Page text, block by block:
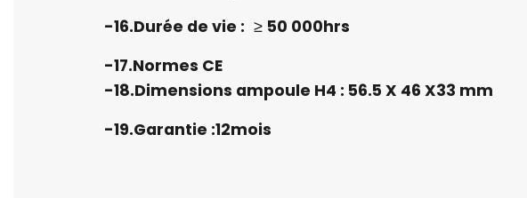
-16.Durée de vie : ≥ 50 000hrs
-17.Normes CE
-18.Dimensions ampoule H4 : 56.5 X 46 X33 mm
-19.Garantie :12mois